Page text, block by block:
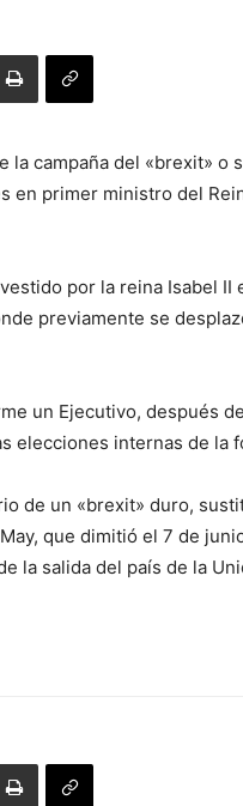
campaña del «brexit» o
en primer ministro del
por la reina Isabel II
previamente se
un Ejecutivo, después
elecciones internas de la
de un «brexit» duro,
que dimitió el 7 de
la salida del país de la